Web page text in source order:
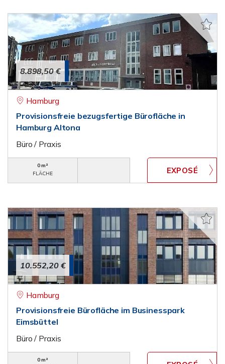
8.898,50 €
Hamburg
Provisionsfreie bezugsfertige Bürofläche in
Hamburg Altona
Büro / Praxis
0 m²
FLÄCHE
10.552,20 €
Hamburg
Provisionsfreie Bürofläche im Businesspark
Eimsbüttel
Büro / Praxis
0 m²